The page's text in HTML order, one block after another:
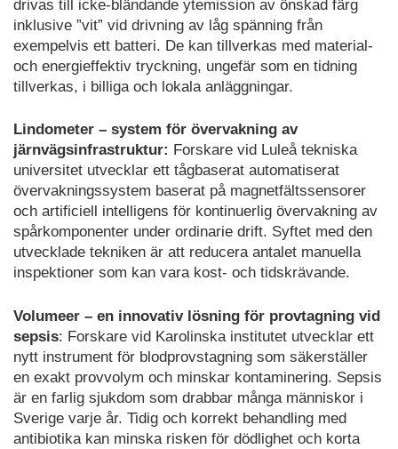
drivas till icke-bländande ytemission av önskad färg
inklusive ”vit” vid drivning av låg spänning från
exempelvis ett batteri. De kan tillverkas med material-
och energieffektiv tryckning, ungefär som en tidning
tillverkas, i billiga och lokala anläggningar.
Lindometer – system för övervakning av
järnvägsinfrastruktur: Forskare vid Luleå tekniska
universitet utvecklar ett tågbaserat automatiserat
övervakningssystem baserat på magnetfältssensorer
och artificiell intelligens för kontinuerlig övervakning av
spårkomponenter under ordinarie drift. Syftet med den
utvecklade tekniken är att reducera antalet manuella
inspektioner som kan vara kost- och tidskrävande.
Volumeer – en innovativ lösning för provtagning vid
sepsis: Forskare vid Karolinska institutet utvecklar ett
nytt instrument för blodprovstagning som säkerställer
en exakt provvolym och minskar kontaminering. Sepsis
är en farlig sjukdom som drabbar många människor i
Sverige varje år. Tidig och korrekt behandling med
antibiotika kan minska risken för dödlighet och korta